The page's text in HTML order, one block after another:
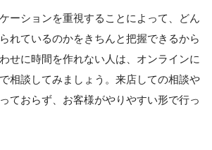
ーションを重視することによって、どん
れているのかをきちんと把握できるから
せに時間を作れない人は、オンラインに
相談してみましょう。来店しての相談や
ておらず、お客様がやりやすい形で行っ